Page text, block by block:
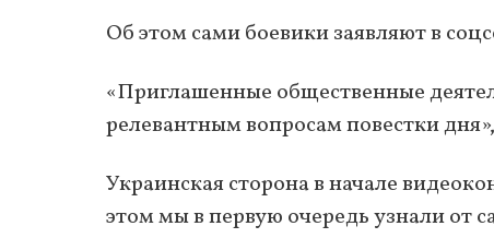
Об этом сами боевики заявляют в
«Приглашенные общественные
релевантным вопросам повестки
Украинская сторона в начале
этом мы в первую очередь узнали от